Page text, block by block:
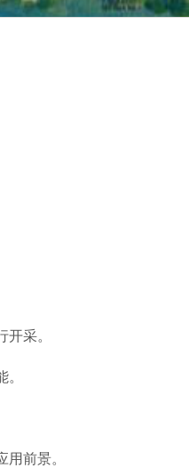
采。
前景。